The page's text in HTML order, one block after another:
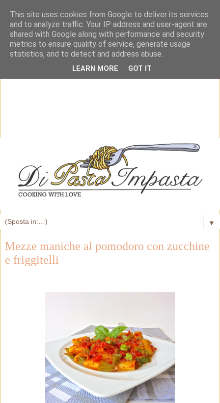
▼
Mezze maniche al pomodoro con zucchine
e friggitelli
This site uses cookies from Google to deliver its services
and to analyze traffic. Your IP address and user-agent are
shared with Google along with performance and security
metrics to ensure quality of service, generate usage
statistics, and to detect and address abuse.
LEARN MORE GOT IT